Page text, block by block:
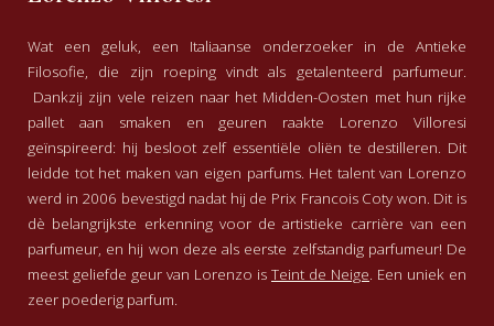
complimenten als je deze geur draagt.
Ruikt zoals omschreven, een aanrader!!
Shireen-2020-12-31
5 /5
Top
Dochter blij met parfum, ik blij met
snelle levering en nette prijs
Jur- 2020-12-23
Wat een geluk, een Italiaanse onderzoeker in de Antieke
Filosofie, die zijn roeping vindt als getalenteerd parfumeur.
Dankzij zijn vele reizen naar het Midden-Oosten met hun rijke
pallet aan smaken en geuren raakte Lorenzo Villoresi
geïnspireerd: hij besloot zelf essentiële oliën te destilleren. Dit
leidde tot het maken van eigen parfums. Het talent van Lorenzo
werd in 2006 bevestigd nadat hij de Prix Francois Coty won. Dit is
dè belangrijkste erkenning voor de artistieke carrière van een
parfumeur, en hij won deze als eerste zelfstandig parfumeur! De
meest geliefde geur van Lorenzo is Teint de Neige. Een uniek en
zeer poederig parfum.